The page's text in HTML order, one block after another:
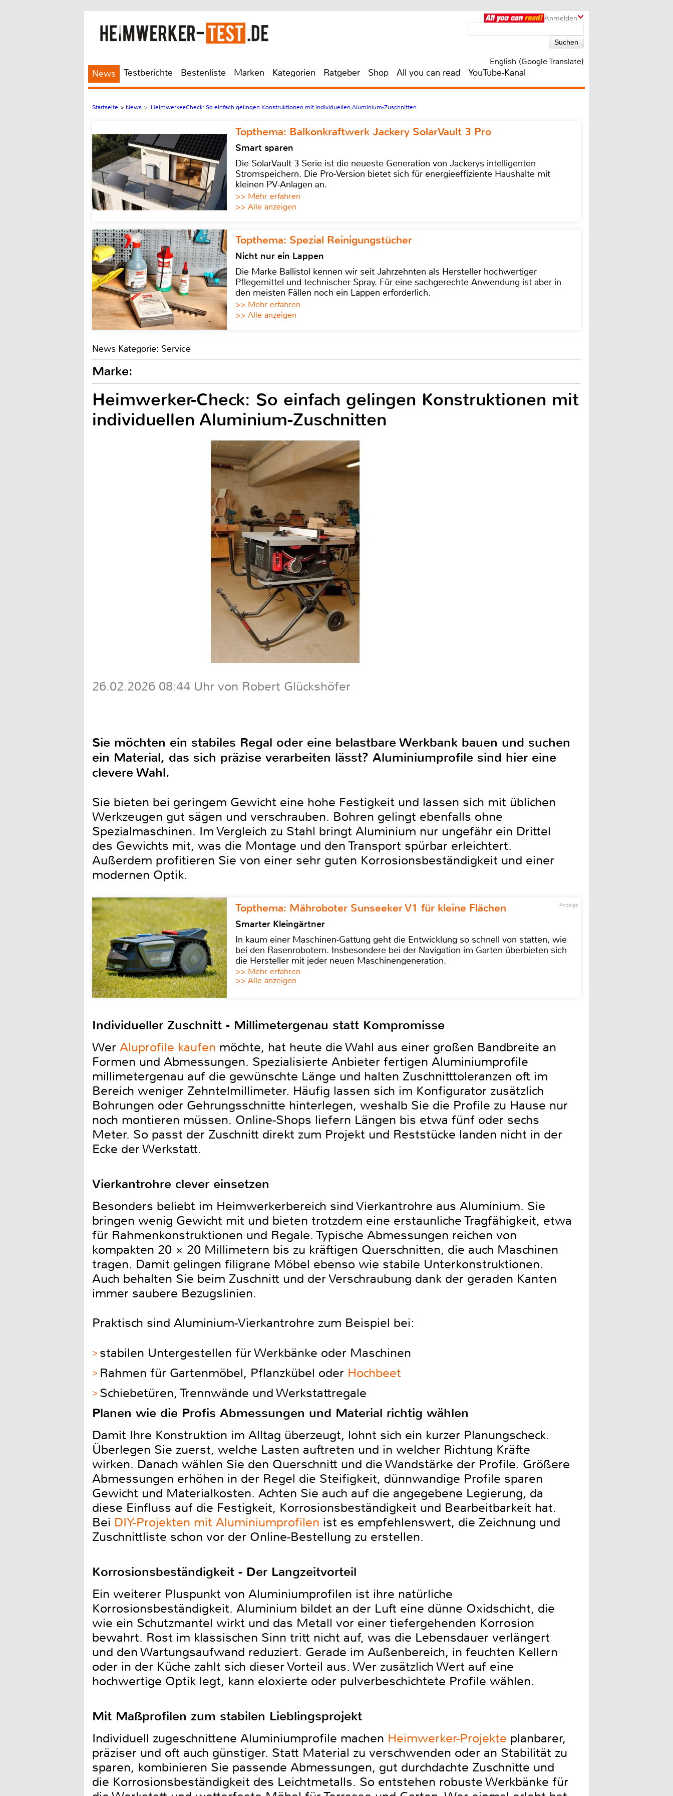
Anmelden
English (Google Translate)
News Testberichte Bestenliste Marken Kategorien Ratgeber Shop All you can read YouTube-Kanal
Startseite > News > Heimwerker-Check: So einfach gelingen Konstruktionen mit individuellen Aluminium-Zuschnitten
Topthema: Balkonkraftwerk Jackery SolarVault 3 Pro
Smart sparen
Die SolarVault 3 Serie ist die neueste Generation von Jackerys intelligenten
Stromspeichern. Die Pro-Version bietet sich für energieeffiziente Haushalte mit
kleinen PV-Anlagen an.
>> Mehr erfahren
>> Alle anzeigen
Topthema: Spezial Reinigungstücher
Nicht nur ein Lappen
Die Marke Ballistol kennen wir seit Jahrzehnten als Hersteller hochwertiger
Pflegemittel und technischer Spray. Für eine sachgerechte Anwendung ist aber in
den meisten Fällen noch ein Lappen erforderlich.
>> Mehr erfahren
>> Alle anzeigen
News Kategorie: Service
Marke:
Heimwerker-Check: So einfach gelingen Konstruktionen mit
individuellen Aluminium-Zuschnitten
26.02.2026 08:44 Uhr von Robert Glückshöfer
Sie möchten ein stabiles Regal oder eine belastbare Werkbank bauen und suchen
ein Material, das sich präzise verarbeiten lässt? Aluminiumprofile sind hier eine
clevere Wahl.
Sie bieten bei geringem Gewicht eine hohe Festigkeit und lassen sich mit üblichen
Werkzeugen gut sägen und verschrauben. Bohren gelingt ebenfalls ohne
Spezialmaschinen. Im Vergleich zu Stahl bringt Aluminium nur ungefähr ein Drittel
des Gewichts mit, was die Montage und den Transport spürbar erleichtert.
Außerdem profitieren Sie von einer sehr guten Korrosionsbeständigkeit und einer
modernen Optik.
Anzeige
Topthema: Mähroboter Sunseeker V1 für kleine Flächen
Smarter Kleingärtner
In kaum einer Maschinen-Gattung geht die Entwicklung so schnell von statten, wie
bei den Rasenrobotern. Insbesondere bei der Navigation im Garten überbieten sich
die Hersteller mit jeder neuen Maschinengeneration.
>> Mehr erfahren
>> Alle anzeigen
Individueller Zuschnitt - Millimetergenau statt Kompromisse
Wer Aluprofile kaufen möchte, hat heute die Wahl aus einer großen Bandbreite an
Formen und Abmessungen. Spezialisierte Anbieter fertigen Aluminiumprofile
millimetergenau auf die gewünschte Länge und halten Zuschnitttoleranzen oft im
Bereich weniger Zehntelmillimeter. Häufig lassen sich im Konfigurator zusätzlich
Bohrungen oder Gehrungsschnitte hinterlegen, weshalb Sie die Profile zu Hause nur
noch montieren müssen. Online-Shops liefern Längen bis etwa fünf oder sechs
Meter. So passt der Zuschnitt direkt zum Projekt und Reststücke landen nicht in der
Ecke der Werkstatt.
Vierkantrohre clever einsetzen
Besonders beliebt im Heimwerkerbereich sind Vierkantrohre aus Aluminium. Sie
bringen wenig Gewicht mit und bieten trotzdem eine erstaunliche Tragfähigkeit, etwa
für Rahmenkonstruktionen und Regale. Typische Abmessungen reichen von
kompakten 20 × 20 Millimetern bis zu kräftigen Querschnitten, die auch Maschinen
tragen. Damit gelingen filigrane Möbel ebenso wie stabile Unterkonstruktionen.
Auch behalten Sie beim Zuschnitt und der Verschraubung dank der geraden Kanten
immer saubere Bezugslinien.
Praktisch sind Aluminium-Vierkantrohre zum Beispiel bei:
stabilen Untergestellen für Werkbänke oder Maschinen
Rahmen für Gartenmöbel, Pflanzkübel oder Hochbeet
Schiebetüren, Trennwände und Werkstattregale
Planen wie die Profis Abmessungen und Material richtig wählen
Damit Ihre Konstruktion im Alltag überzeugt, lohnt sich ein kurzer Planungscheck.
Überlegen Sie zuerst, welche Lasten auftreten und in welcher Richtung Kräfte
wirken. Danach wählen Sie den Querschnitt und die Wandstärke der Profile. Größere
Abmessungen erhöhen in der Regel die Steifigkeit, dünnwandige Profile sparen
Gewicht und Materialkosten. Achten Sie auch auf die angegebene Legierung, da
diese Einfluss auf die Festigkeit, Korrosionsbeständigkeit und Bearbeitbarkeit hat.
Bei DIY-Projekten mit Aluminiumprofilen ist es empfehlenswert, die Zeichnung und
Zuschnittliste schon vor der Online-Bestellung zu erstellen.
Korrosionsbeständigkeit - Der Langzeitvorteil
Ein weiterer Pluspunkt von Aluminiumprofilen ist ihre natürliche
Korrosionsbeständigkeit. Aluminium bildet an der Luft eine dünne Oxidschicht, die
wie ein Schutzmantel wirkt und das Metall vor einer tiefergehenden Korrosion
bewahrt. Rost im klassischen Sinn tritt nicht auf, was die Lebensdauer verlängert
und den Wartungsaufwand reduziert. Gerade im Außenbereich, in feuchten Kellern
oder in der Küche zahlt sich dieser Vorteil aus. Wer zusätzlich Wert auf eine
hochwertige Optik legt, kann eloxierte oder pulverbeschichtete Profile wählen.
Mit Maßprofilen zum stabilen Lieblingsprojekt
Individuell zugeschnittene Aluminiumprofile machen Heimwerker-Projekte planbarer,
präziser und oft auch günstiger. Statt Material zu verschwenden oder an Stabilität zu
sparen, kombinieren Sie passende Abmessungen, gut durchdachte Zuschnitte und
die Korrosionsbeständigkeit des Leichtmetalls. So entstehen robuste Werkbänke für